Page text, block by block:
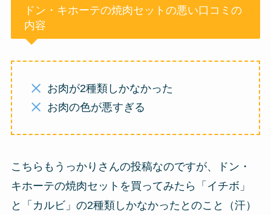
ドン・キホーテの焼肉セットの悪い口コミの
内容
お肉が2種類しかなかった
お肉の色が悪すぎる
こちらもうっかりさんの投稿なのですが、ドン・
キホーテの焼肉セットを買ってみたら「イチボ」
と「カルビ」の2種類しかなかったとのこと（汗）